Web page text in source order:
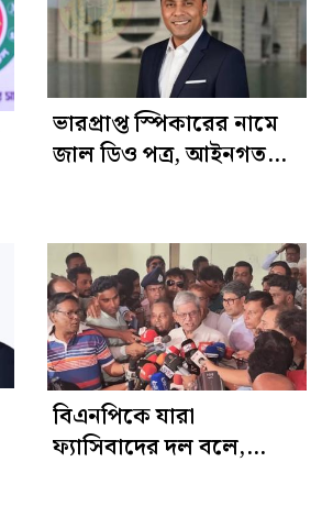
ভারপ্রাপ্ত স্পিকারের নামে
জাল ডিও পত্র, আইনগত
বিএনপিকে যারা
ফ্যাসিবাদের দল বলে,